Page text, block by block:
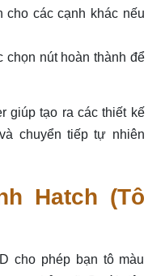
cho các cạnh khác nếu
chọn nút hoàn thành để
giúp tạo ra các thiết kế
chuyển tiếp tự nhiên
Hatch (Tô
cho phép bạn tô màu